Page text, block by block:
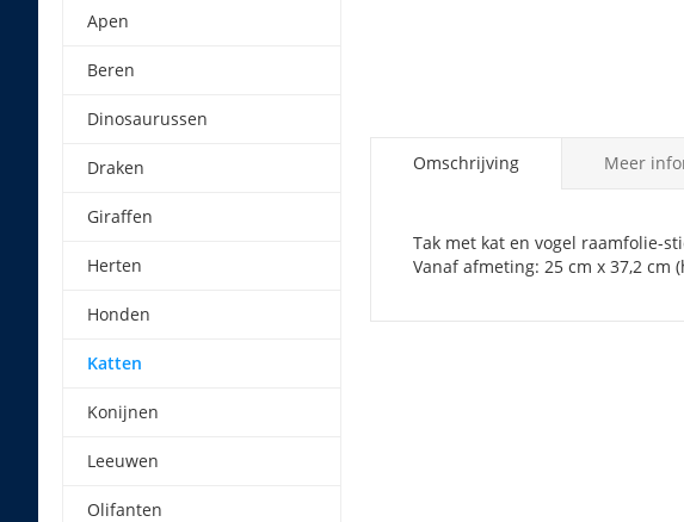
Omschrijving
Tak met kat en vogel raamfolie-
Vanaf afmeting: 25 cm x 37,2 cm
Meer
Apen
Beren
Dinosaurussen
Draken
Giraffen
Herten
Honden
Katten
Konijnen
Leeuwen
Olifanten